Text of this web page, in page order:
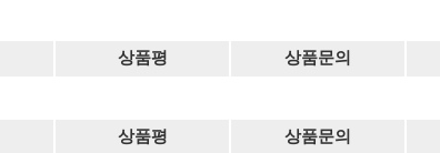
상품평 상품문의
상품평 상품문의